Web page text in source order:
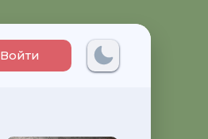
Войти